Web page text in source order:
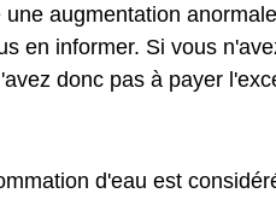
augmentation
en informer. Si vous
donc pas à payer
d'eau est